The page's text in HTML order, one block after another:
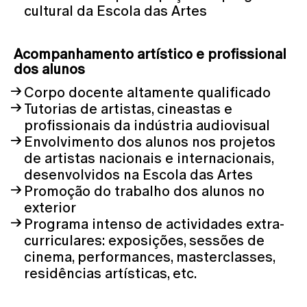
cultural da Escola das Artes
Acompanhamento artístico e profissional
dos alunos ​
Corpo docente altamente qualificado
Tutorias de artistas, cineastas e
profissionais da indústria audiovisual
Envolvimento dos alunos nos projetos
de artistas nacionais e internacionais,
desenvolvidos na Escola das Artes
Promoção do trabalho dos alunos no
exterior
Programa intenso de actividades extra-
curriculares: exposições, sessões de
cinema, performances, masterclasses,
residências artísticas, etc.